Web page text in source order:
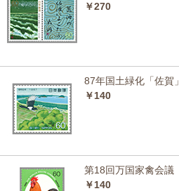
￥270
87年国土緑化「佐賀」
￥140
第18回万国家禽会議
￥140